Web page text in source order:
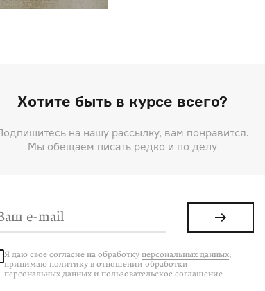
Хотите быть в курсе всего?
на нашу рассылку, вам понравится.
Мы обещаем писать редко и по делу
Я даю свое согласие на обработку персональных данных,
принимаю политику в отношении обработки
персональных данных и пользовательское соглашение